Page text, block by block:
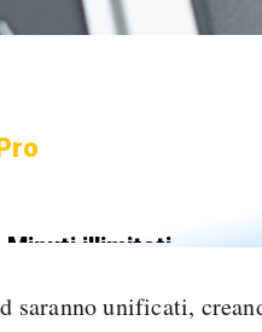
Minuti illimitati
saranno unificati,